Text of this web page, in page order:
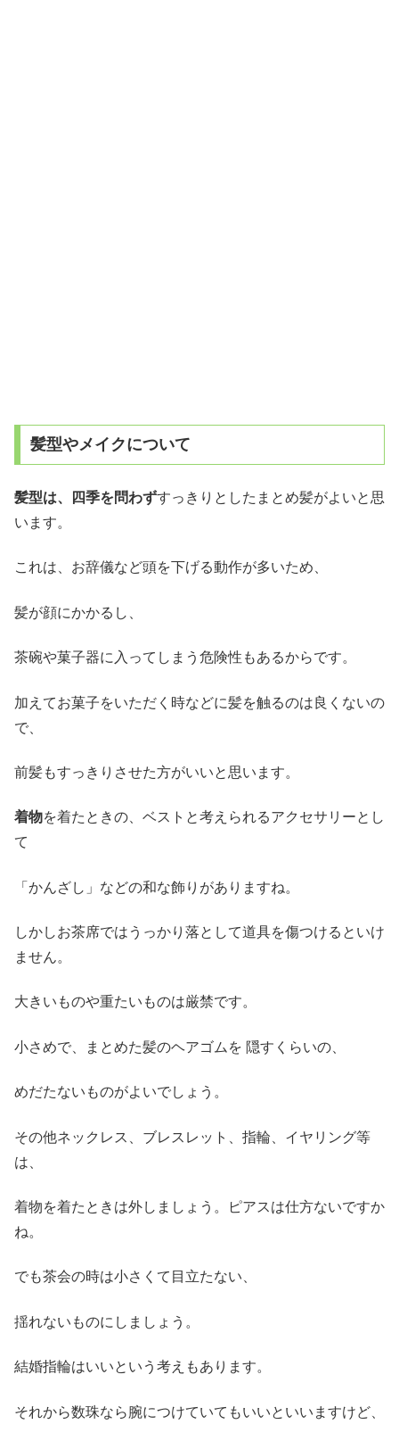
髪型やメイクについて
髪型は、四季を問わずすっきりとしたまとめ髪がよいと思
います。
これは、お辞儀など頭を下げる動作が多いため、
髪が顔にかかるし、
茶碗や菓子器に入ってしまう危険性もあるからです。
加えてお菓子をいただく時などに髪を触るのは良くないの
で、
前髪もすっきりさせた方がいいと思います。
着物を着たときの、ベストと考えられるアクセサリーとし
て
「かんざし」などの和な飾りがありますね。
しかしお茶席ではうっかり落として道具を傷つけるといけ
ません。
大きいものや重たいものは厳禁です。
小さめで、まとめた髪のヘアゴムを 隠すくらいの、
めだたないものがよいでしょう。
その他ネックレス、ブレスレット、指輪、イヤリング等
は、
着物を着たときは外しましょう。ピアスは仕方ないですか
ね。
でも茶会の時は小さくて目立たない、
揺れないものにしましょう。
結婚指輪はいいという考えもあります。
それから数珠なら腕につけていてもいいといいますけど、